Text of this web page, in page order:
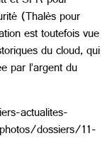
(Thalès pour
est toutefois vue
du cloud, qui
par l’argent du